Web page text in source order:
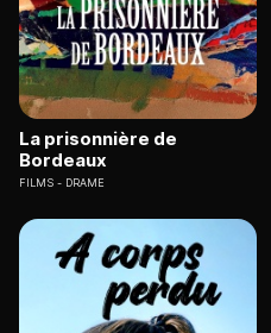
La prisonnière de
Bordeaux
FILMS DRAME